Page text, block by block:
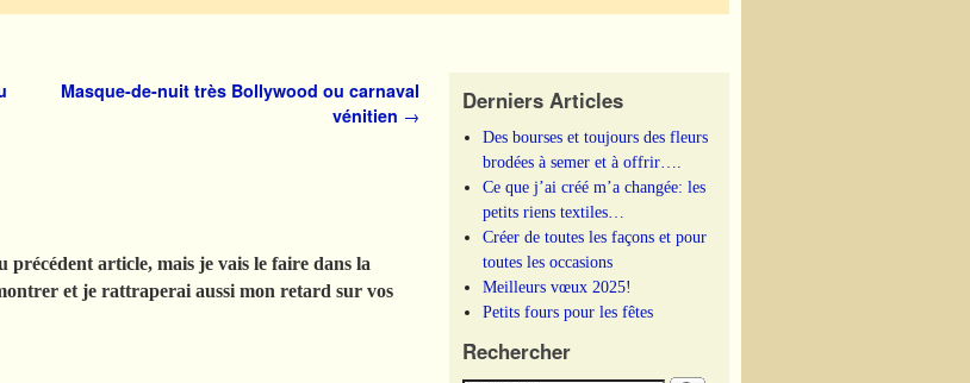
Masque-de-nuit très Bollywood ou carnaval
vénitien →
précédent article, mais je vais le faire dans la
et je rattraperai aussi mon retard sur vos
Derniers Articles
Des bourses et toujours des fleurs
brodées à semer et à offrir….
Ce que j’ai créé m’a changée: les
petits riens textiles…
Créer de toutes les façons et pour
toutes les occasions
Meilleurs vœux 2025!
Petits fours pour les fêtes
Rechercher